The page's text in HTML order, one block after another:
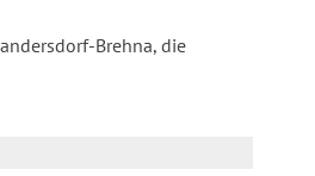
Brehna, die